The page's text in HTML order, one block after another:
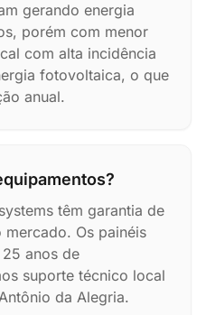
gerando energia
porém com menor
com alta incidência
fotovoltaica, o que
anual.
têm garantia de
Os painéis
anos de
suporte técnico local
da Alegria.